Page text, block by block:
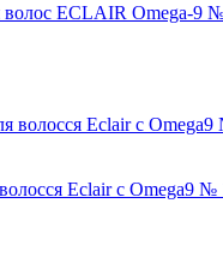
волос ECLAIR Omega-9
Eclair с Omega9 №